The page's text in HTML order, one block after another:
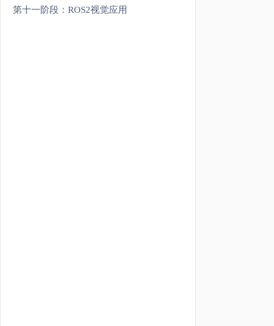
第十一阶段：ROS2视觉应用